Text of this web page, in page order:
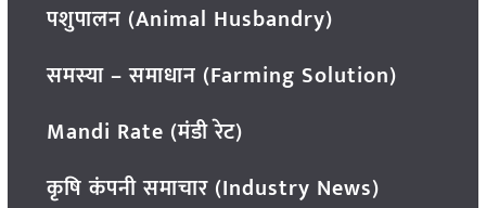
पशुपालन (Animal Husbandry)
समस्या – समाधान (Farming Solution)
Mandi Rate (मंडी रेट)
कृषि कंपनी समाचार (Industry News)